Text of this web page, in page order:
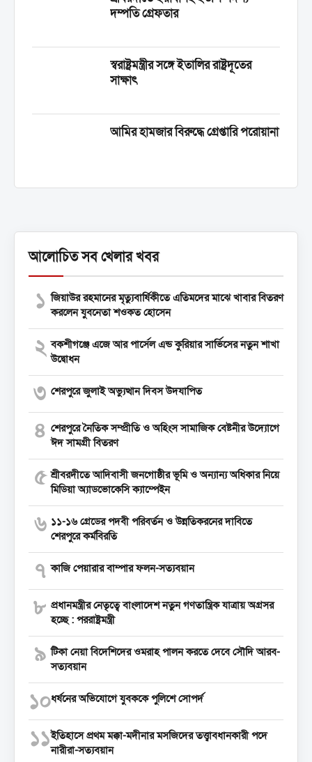
দম্পতি গ্রেফতার
স্বরাষ্ট্রমন্ত্রীর সঙ্গে ইতালির রাষ্ট্রদূতের
সাক্ষাৎ
আমির হামজার বিরুদ্ধে গ্রেপ্তারি পরোয়ানা
আলোচিত সব খেলার খবর
১ জিয়াউর রহমানের মৃত্যুবার্ষিকীতে এতিমদের মাঝে খাবার বিতরণ
করলেন যুবনেতা শওকত হোসেন
২ বকশীগঞ্জে এজে আর পার্সেল এন্ড কুরিয়ার সার্ভিসের নতুন শাখা
উদ্বোধন
৩ শেরপুরে জুলাই অভ্যুত্থান দিবস উদযাপিত
৪ শেরপুরে নৈতিক সম্প্রীতি ও অহিংস সামাজিক বেষ্টনীর উদ্যোগে
ঈদ সামগ্রী বিতরণ
৫ শ্রীবরদীতে আদিবাসী জনগোষ্ঠীর ভূমি ও অন্যান্য অধিকার নিয়ে
মিডিয়া অ্যাডভোকেসি ক্যাম্পেইন
৬ ১১-১৬ গ্রেডের পদবী পরিবর্তন ও উন্নতিকরনের দাবিতে
শেরপুরে কর্মবিরতি
৭ কাজি পেয়ারার বাম্পার ফলন-সত্যবয়ান
৮ প্রধানমন্ত্রীর নেতৃত্বে বাংলাদেশ নতুন গণতান্ত্রিক যাত্রায় অগ্রসর
হচ্ছে : পররাষ্ট্রমন্ত্রী
৯ টিকা নেয়া বিদেশিদের ওমরাহ পালন করতে দেবে সৌদি আরব-
সত্যবয়ান
১০ধর্ষনের অভিযোগে যুবককে পুলিশে সোপর্দ
১১ইতিহাসে প্রথম মক্কা-মদীনার মসজিদের তত্ত্বাবধানকারী পদে
নারীরা-সত্যবয়ান